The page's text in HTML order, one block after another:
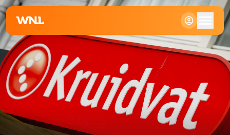
Klein
Standaard